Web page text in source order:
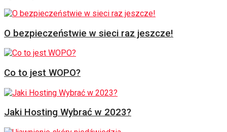
O bezpieczeństwie w sieci raz jeszcze!
Co to jest WOPO?
Jaki Hosting Wybrać w 2023?